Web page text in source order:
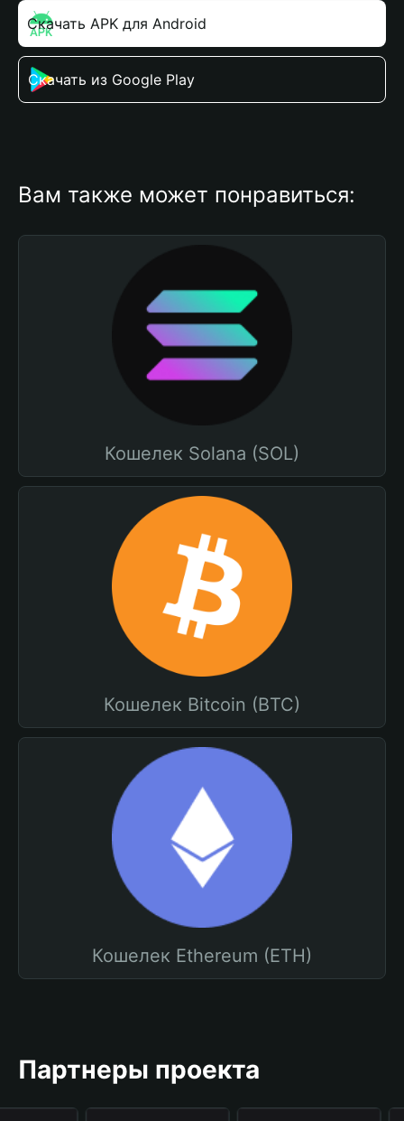
Скачать APK для Android
Скачать из Google Play
Вам также может понравиться:
Кошелек Solana (SOL)
Кошелек Bitcoin (BTC)
Кошелек Ethereum (ETH)
Партнеры проекта